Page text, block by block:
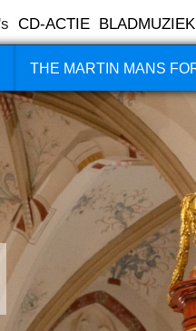
CD-ACTIE BLADMUZIEK
THE MARTIN MANS